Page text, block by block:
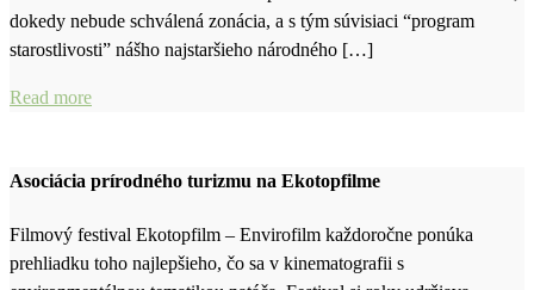
dokedy nebude schválená zonácia, a s tým súvisiaci “program
starostlivosti” nášho najstaršieho národného […]
Read more
Asociácia prírodného turizmu na Ekotopfilme
Filmový festival Ekotopfilm – Envirofilm každoročne ponúka
prehliadku toho najlepšieho, čo sa v kinematografii s